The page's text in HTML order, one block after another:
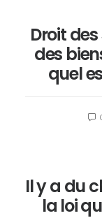
Droit
des
quel
Il y a du
la loi